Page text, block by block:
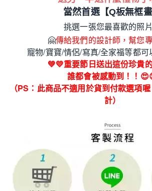
當然首選【Q板無框畫
挑選一張您最喜歡的照
🤗傳給我們的設計師，幫您
寵物/寶寶/情侶/寫真/全家福等都
💚💛重要節日送出這份珍貴
誰都會被感動到！！ 😍
（PS：此商品不適用於貨到付款選項
計）